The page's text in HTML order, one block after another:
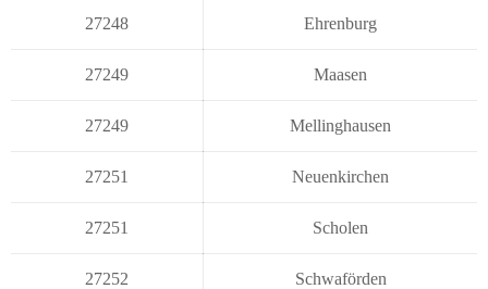
27248 Ehrenburg
27249 Maasen
27249 Mellinghausen
27251 Neuenkirchen
27251 Scholen
27252 Schwaförden